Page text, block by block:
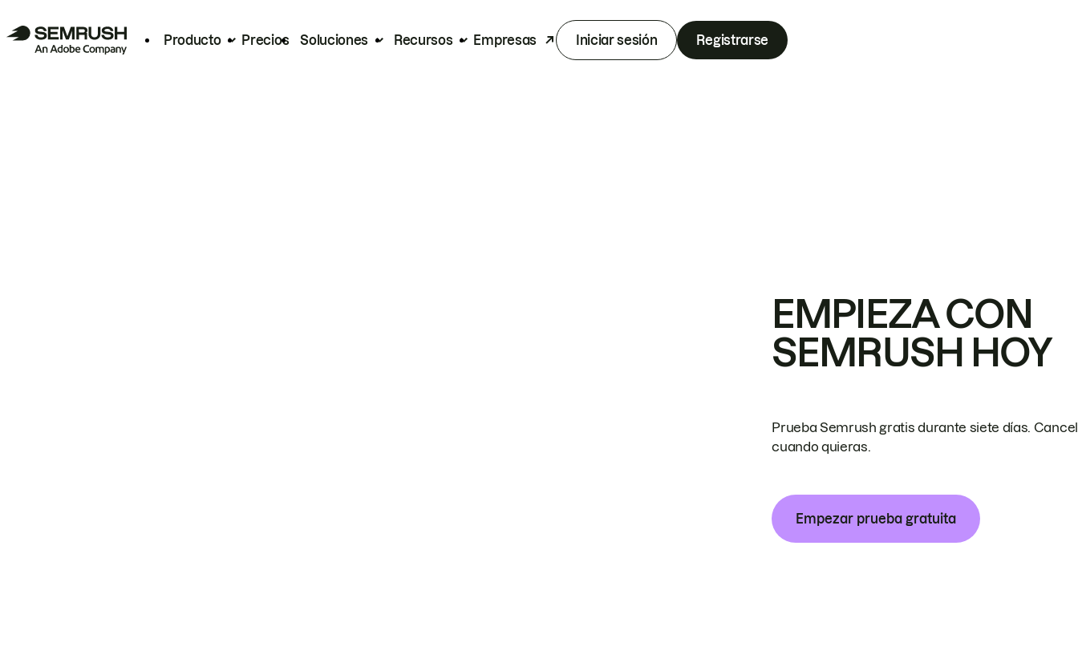
Producto Precios Soluciones Recursos Empresas Iniciar sesión Registrarse
EMPIEZA CON
SEMRUSH HOY
Prueba Semrush gratis durante siete días.
cuando quieras.
Empezar prueba gratuita